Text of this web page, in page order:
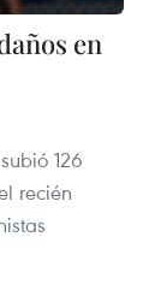
en
126
recién